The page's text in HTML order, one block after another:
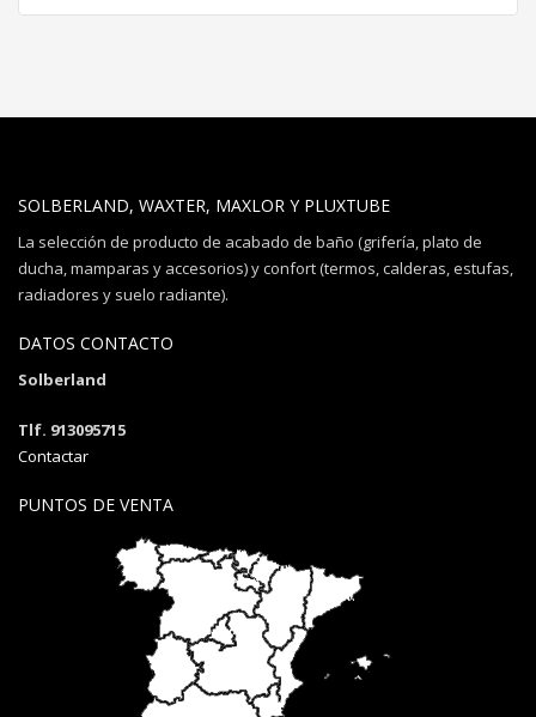
SOLBERLAND, WAXTER, MAXLOR Y PLUXTUBE
La selección de producto de acabado de baño (grifería, plato de
ducha, mamparas y accesorios) y confort (termos, calderas, estufas,
radiadores y suelo radiante).
DATOS CONTACTO
Solberland
Tlf. 913095715
Contactar
PUNTOS DE VENTA